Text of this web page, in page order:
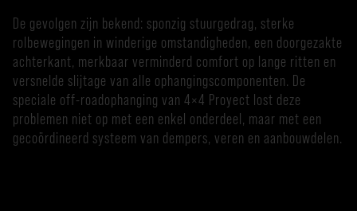
De gevolgen zijn bekend: sponzig stuurgedrag, sterke
rolbewegingen in winderige omstandigheden, een doorgezakte
achterkant, merkbaar verminderd comfort op lange ritten en
versnelde slijtage van alle ophangingscomponenten. De
speciale off-roadophanging van 4×4 Proyect lost deze
problemen niet op met een enkel onderdeel, maar met een
gecoördineerd systeem van dempers, veren en aanbouwdelen.